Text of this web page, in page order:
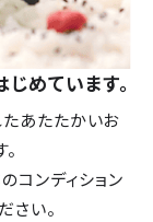
じめています。
あたたかいお
コンディション
さい。